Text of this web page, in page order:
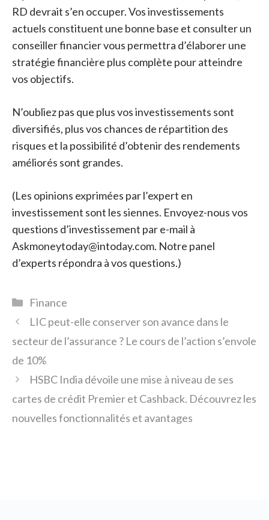
RD devrait s’en occuper. Vos investissements
actuels constituent une bonne base et consulter un
conseiller financier vous permettra d’élaborer une
stratégie financière plus complète pour atteindre
vos objectifs.
N’oubliez pas que plus vos investissements sont
diversifiés, plus vos chances de répartition des
risques et la possibilité d’obtenir des rendements
améliorés sont grandes.
(Les opinions exprimées par l’expert en
investissement sont les siennes. Envoyez-nous vos
questions d’investissement par e-mail à
Askmoneytoday@intoday.com. Notre panel
d’experts répondra à vos questions.)
Catégories
Finance
LIC peut-elle conserver son avance dans le
secteur de l’assurance ? Le cours de l’action s’envole
de 10%
HSBC India dévoile une mise à niveau de ses
cartes de crédit Premier et Cashback. Découvrez les
nouvelles fonctionnalités et avantages